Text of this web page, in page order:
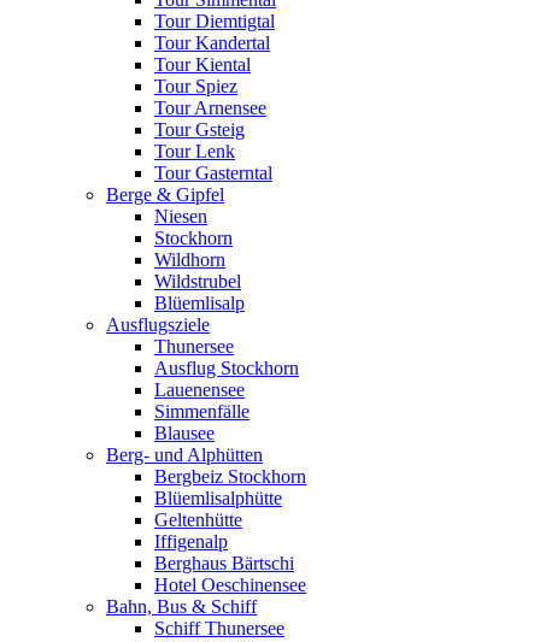
Tour Diemtigtal
Tour Kandertal
Tour Kiental
Tour Spiez
Tour Arnensee
Tour Gsteig
Tour Lenk
Tour Gasterntal
Berge & Gipfel
Niesen
Stockhorn
Wildhorn
Wildstrubel
Blüemlisalp
Ausflugsziele
Thunersee
Ausflug Stockhorn
Lauenensee
Simmenfälle
Blausee
Berg- und Alphütten
Bergbeiz Stockhorn
Blüemlisalphütte
Geltenhütte
Iffigenalp
Berghaus Bärtschi
Hotel Oeschinensee
Bahn, Bus & Schiff
Schiff Thunersee